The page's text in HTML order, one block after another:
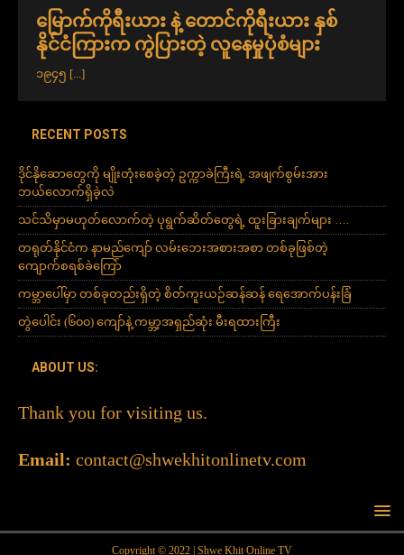
မြောက်ကိုရီးယား နဲ့ တောင်ကိုရီးယား နှစ်
နိုင်ငံကြားက ကွဲပြားတဲ့ လူနေမှုပုံစံများ
၁၉၄၅ [...]
RECENT POSTS
ဒိုင်နိုဆောတွေကို မျိုးတုံးစေခဲ့တဲ့ ဥက္ကာခဲကြီးရဲ့ အဖျက်စွမ်းအား
ဘယ်လောက်ရှိခဲ့လဲ
သင်သိမှာမဟုတ်လောက်တဲ့ ပုရွက်ဆိတ်တွေရဲ့ ထူးခြားချက်များ ….
တရုတ်နိုင်ငံက နာမည်ကျော် လမ်းဘေးအစားအစာ တစ်ခုဖြစ်တဲ့
ကျောက်စရစ်ခဲကြော်
ကမ္ဘာပေါ်မှာ တစ်ခုတည်းရှိတဲ့ စိတ်ကူးယဉ်ဆန်ဆန် ရေအောက်ပန်းခြံ
တွဲပေါင်း (၆၀၀) ကျော်နဲ့ ကမ္ဘာ့အရှည်ဆုံး မီးရထားကြီး
ABOUT US:
Thank you for visiting us.
Email: contact@shwekhitonlinetv.com
Copyright © 2022 | Shwe Khit Online TV